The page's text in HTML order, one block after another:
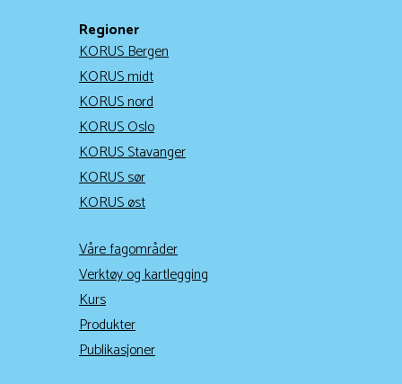
Regioner
KORUS Bergen
KORUS midt
KORUS nord
KORUS Oslo
KORUS Stavanger
KORUS sør
KORUS øst
Våre fagområder
Verktøy og kartlegging
Kurs
Produkter
Publikasjoner